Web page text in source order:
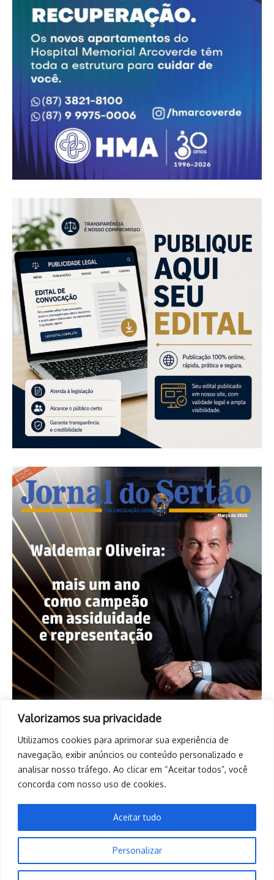
Valorizamos sua privacidade
Utilizamos cookies para aprimorar sua experiência de
navegação, exibir anúncios ou conteúdo personalizado e
analisar nosso tráfego. Ao clicar em “Aceitar todos”, você
concorda com nosso uso de cookies.
Personalizar
Aceitar tudo